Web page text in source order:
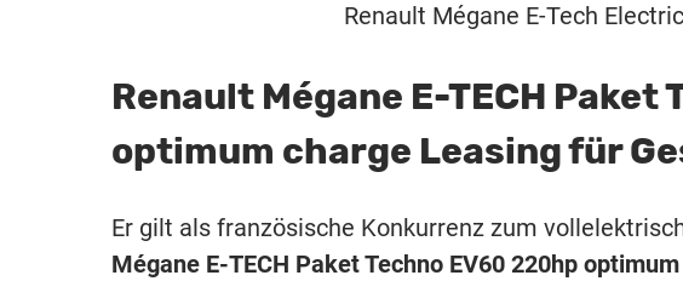
Renault Mégane E-Tech
Renault Mégane E-TECH Paket
optimum charge Leasing für
Er gilt als französische Konkurrenz zum
Mégane E-TECH Paket Techno EV60 220hp